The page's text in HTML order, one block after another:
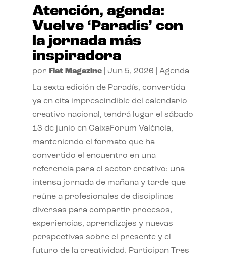
Atención, agenda:
Vuelve ‘Paradís’ con
la jornada más
inspiradora
por Flat Magazine| Jun 5, 2026 Agenda
La sexta edición de Paradís, convertida
ya en cita imprescindible del calendario
creativo nacional, tendrá lugar el sábado
13 de junio en CaixaForum València,
manteniendo el formato que ha
convertido el encuentro en una
referencia para el sector creativo: una
intensa jornada de mañana y tarde que
reúne a profesionales de disciplinas
diversas para compartir procesos,
experiencias, aprendizajes y nuevas
perspectivas sobre el presente y el
futuro de la creatividad. Participan Tres